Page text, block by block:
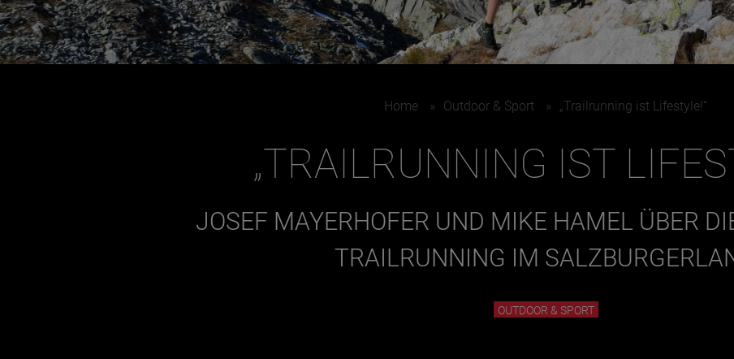
Home » Outdoor & Sport » „Trailrunning ist Lifestyle!“
„TRAILRUNNING IST
JOSEF MAYERHOFER UND MIKE HAMEL ÜBER
TRAILRUNNING IM
OUTDOOR & SPORT